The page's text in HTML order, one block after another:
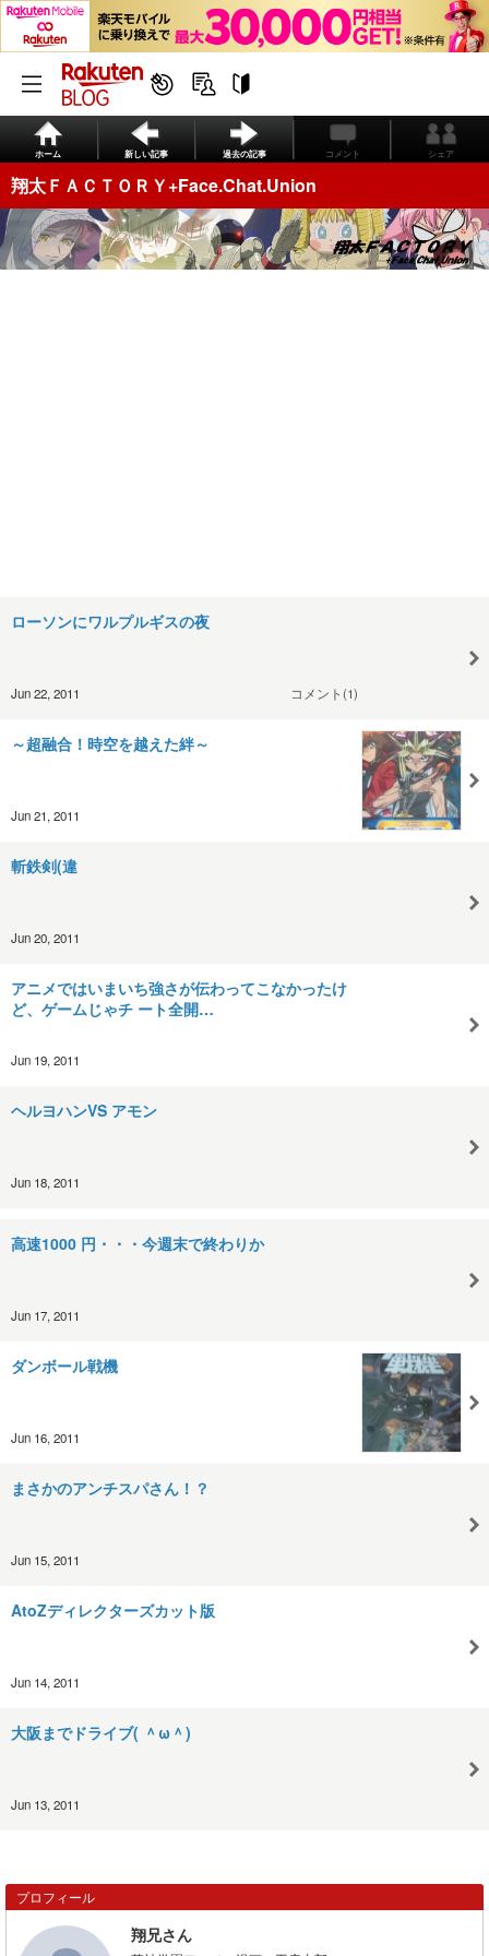
ホーム 新しい記事 過去の記事 コメント シェア
翔太ＦＡＣＴＯＲＹ+Face.Chat.Union
ローソンにワルプルギスの夜
Jun 22, 2011 コメント(1)
～超融合！時空を越えた絆～
Jun 21, 2011
斬鉄剣(違
Jun 20, 2011
アニメではいまいち強さが伝わってこなかったけ
ど、ゲームじゃチ ート全開…
Jun 19, 2011
ヘルヨハンVS アモン
Jun 18, 2011
高速1000 円・・・今週末で終わりか
Jun 17, 2011
ダンボール戦機
Jun 16, 2011
まさかのアンチスパさん！？
Jun 15, 2011
AtoZディレクターズカット版
Jun 14, 2011
大阪までドライブ( ＾ω＾)
Jun 13, 2011
プロフィール
翔兄さん